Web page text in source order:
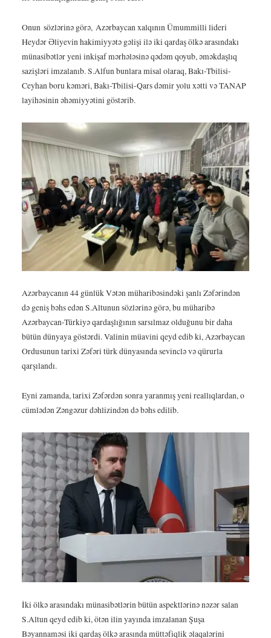
Onun sözlərinə görə, Azərbaycan xalqının Ümummilli lideri
Heydər Əliyevin hakimiyyətə gəlişi ilə iki qardaş ölkə arasındakı
münasibətlər yeni inkişaf mərhələsinə qədəm qoyub, əməkdaşlıq
sazişləri imzalanıb. S.Alfun bunlara misal olaraq, Bakı-Tbilisi-
Ceyhan boru kəməri, Bakı-Tbilisi-Qars dəmir yolu xətti və TANAP
layihəsinin əhəmiyyətini göstərib.
Azərbaycanın 44 günlük Vətən müharibəsindəki şanlı Zəfərindən
də geniş bəhs edən S.Altunun sözlərinə görə, bu müharibə
Azərbaycan-Türkiyə qardaşlığının sarsılmaz olduğunu bir daha
bütün dünyaya göstərdi. Valinin müavini qeyd edib ki, Azərbaycan
Ordusunun tarixi Zəfəri türk dünyasında sevinclə və qürurla
qarşılandı.
Eyni zamanda, tarixi Zəfərdən sonra yaranmış yeni reallıqlardan, o
cümlədən Zəngəzur dəhlizindən də bəhs edilib.
İki ölkə arasındakı münasibətlərin bütün aspektlərinə nəzər salan
S.Altun qeyd edib ki, ötən ilin yayında imzalanan Şuşa
Bəyannaməsi iki qardaş ölkə arasında müttəfiqlik əlaqalərini